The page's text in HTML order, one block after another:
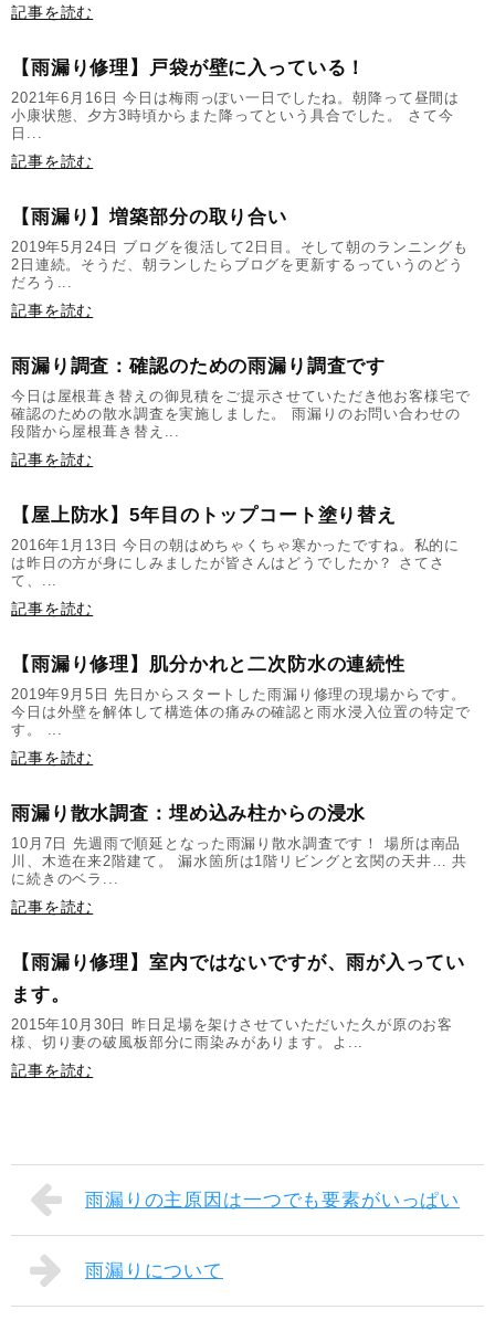
記事を読む
【雨漏り修理】戸袋が壁に入っている！
2021年6月16日 今日は梅雨っぽい一日でしたね。朝降って昼間は
小康状態、夕方3時頃からまた降ってという具合でした。 さて今
日...
記事を読む
【雨漏り】増築部分の取り合い
2019年5月24日 ブログを復活して2日目。そして朝のランニングも
2日連続。そうだ、朝ランしたらブログを更新するっていうのどう
だろう...
記事を読む
雨漏り調査：確認のための雨漏り調査です
今日は屋根葺き替えの御見積をご提示させていただき他お客様宅で
確認のための散水調査を実施しました。 雨漏りのお問い合わせの
段階から屋根葺き替え...
記事を読む
【屋上防水】5年目のトップコート塗り替え
2016年1月13日 今日の朝はめちゃくちゃ寒かったですね。私的に
は昨日の方が身にしみましたが皆さんはどうでしたか？ さてさ
て、...
記事を読む
【雨漏り修理】肌分かれと二次防水の連続性
2019年9月5日 先日からスタートした雨漏り修理の現場からです。
今日は外壁を解体して構造体の痛みの確認と雨水浸入位置の特定で
す。 ...
記事を読む
雨漏り散水調査：埋め込み柱からの浸水
10月7日 先週雨で順延となった雨漏り散水調査です！ 場所は南品
川、木造在来2階建て。 漏水箇所は1階リビングと玄関の天井… 共
に続きのベラ...
記事を読む
【雨漏り修理】室内ではないですが、雨が入ってい
ます。
2015年10月30日 昨日足場を架けさせていただいた久が原のお客
様、切り妻の破風板部分に雨染みがあります。よ...
記事を読む
雨漏りの主原因は一つでも要素がいっぱい
雨漏りについて